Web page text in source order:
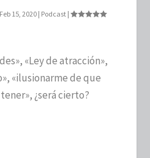
Feb 15, 2020 | Podcast |
«Ley de atracción»,
«ilusionarme de que
¿será cierto?